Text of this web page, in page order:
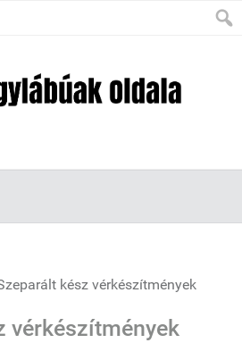
kész vérkészítmények
vérkészítmények